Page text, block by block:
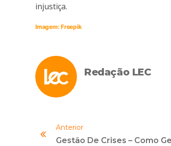
injustiça.
Imagem: Freepik
Redação LEC
Anterior